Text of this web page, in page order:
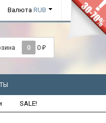
Валюта RUB
0 0 ₽
SALE!